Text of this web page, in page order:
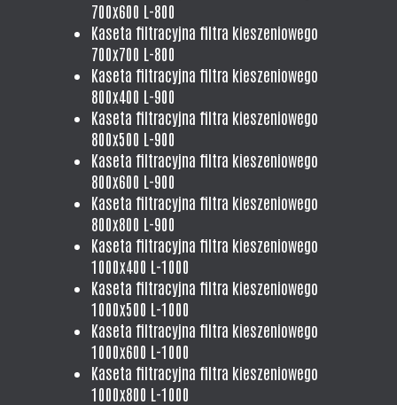
700x600 L-800
Kaseta filtracyjna filtra kieszeniowego
700x700 L-800
Kaseta filtracyjna filtra kieszeniowego
800x400 L-900
Kaseta filtracyjna filtra kieszeniowego
800x500 L-900
Kaseta filtracyjna filtra kieszeniowego
800x600 L-900
Kaseta filtracyjna filtra kieszeniowego
800x800 L-900
Kaseta filtracyjna filtra kieszeniowego
1000x400 L-1000
Kaseta filtracyjna filtra kieszeniowego
1000x500 L-1000
Kaseta filtracyjna filtra kieszeniowego
1000x600 L-1000
Kaseta filtracyjna filtra kieszeniowego
1000x800 L-1000